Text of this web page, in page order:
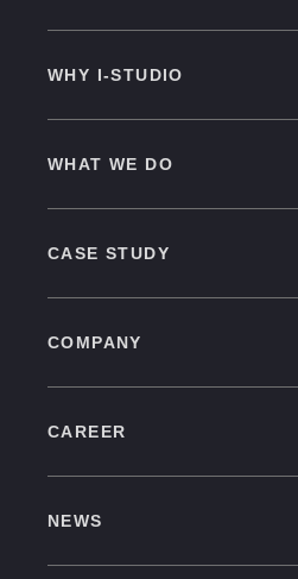
WHY I-STUDIO
WHAT WE DO
CASE STUDY
COMPANY
CAREER
NEWS